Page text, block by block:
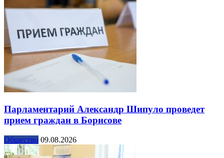
Парламентарий Александр Шипуло проведет
прием граждан в Борисове
Общество 09.08.2026